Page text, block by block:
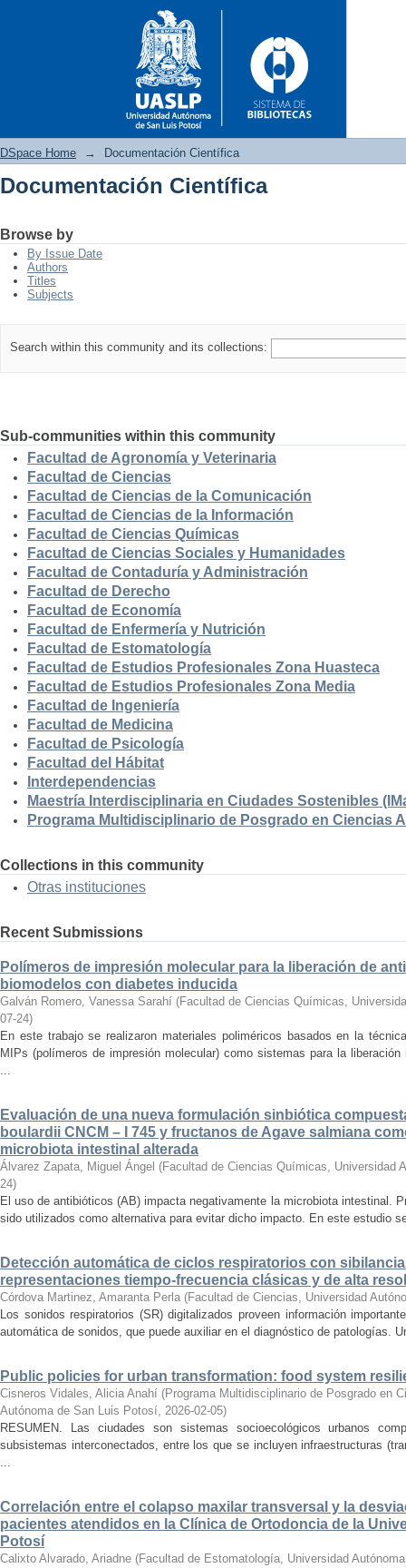
DSpace Home → Documentación Científica
Documentación Científica
Browse by
By Issue Date
Authors
Titles
Subjects
Search within this community and its collections:
Sub-communities within this community
Facultad de Agronomía y Veterinaria
Facultad de Ciencias
Facultad de Ciencias de la Comunicación
Facultad de Ciencias de la Información
Facultad de Ciencias Químicas
Facultad de Ciencias Sociales y Humanidades
Facultad de Contaduría y Administración
Facultad de Derecho
Facultad de Economía
Facultad de Enfermería y Nutrición
Facultad de Estomatología
Facultad de Estudios Profesionales Zona Huasteca
Facultad de Estudios Profesionales Zona Media
Facultad de Ingeniería
Facultad de Medicina
Facultad de Psicología
Facultad del Hábitat
Interdependencias
Maestría Interdisciplinaria en Ciudades Sostenibles
Programa Multidisciplinario de Posgrado en Ciencias
Collections in this community
Otras instituciones
Recent Submissions
Polímeros de impresión molecular para la liberación de
biomodelos con diabetes inducida
Galván Romero, Vanessa Sarahí (Facultad de Ciencias Químicas,
07-24)
En este trabajo se realizaron materiales poliméricos basados en la
MIPs (polímeros de impresión molecular) como sistemas para la
...
Evaluación de una nueva formulación sinbiótica
boulardii CNCM – I 745 y fructanos de Agave salmiana
microbiota intestinal alterada
Álvarez Zapata, Miguel Ángel (Facultad de Ciencias Químicas, Universidad
24)
El uso de antibióticos (AB) impacta negativamente la microbiota intestinal.
sido utilizados como alternativa para evitar dicho impacto. En este estudio
Detección automática de ciclos respiratorios con
representaciones tiempo-frecuencia clásicas y de alta
Córdova Martinez, Amaranta Perla (Facultad de Ciencias, Universidad
Los sonidos respiratorios (SR) digitalizados proveen información
automática de sonidos, que puede auxiliar en el diagnóstico de patologías.
Public policies for urban transformation: food system
Cisneros Vidales, Alicia Anahí (Programa Multidisciplinario de Posgrado en
Autónoma de San Luis Potosí, 2026-02-05)
RESUMEN. Las ciudades son sistemas socioecológicos urbanos
subsistemas interconectados, entre los que se incluyen infraestructuras
...
Correlación entre el colapso maxilar transversal y la
pacientes atendidos en la Clínica de Ortodoncia de la
Potosí
Calixto Alvarado, Ariadne (Facultad de Estomatología, Universidad